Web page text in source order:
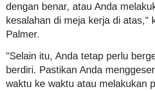
dengan benar, atau Anda
kesalahan di meja kerja di atas,"
Palmer.
"Selain itu, Anda tetap perlu
berdiri. Pastikan Anda
waktu ke waktu atau melakukan